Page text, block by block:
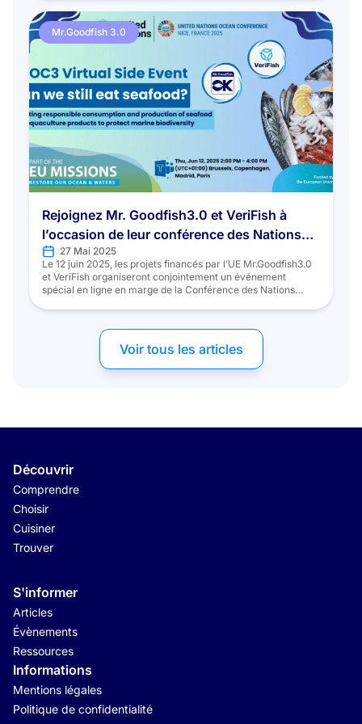
novembre 2018, sur France 3, un Thalassa spécial […]
Mr.Goodfish 3.0
Rejoignez Mr. Goodfish3.0 et VeriFish à
l’occasion de leur conférence des Nations
unies sur les océans (UNOC3)
27 Mai 2025
Le 12 juin 2025, les projets financés par l’UE Mr.Goodfish3.0
et VeriFish organiseront conjointement un événement
spécial en ligne en marge de la Conférence des Nations
of Seafood, Freshwater and Aquaculture Products to Protect
Marine Biodiversity.», cette discussion virtuelle […]
Voir tous les articles
Découvrir
Comprendre
Choisir
Cuisiner
Trouver
S'informer
Articles
Évènements
Ressources
Informations
Mentions légales
Politique de confidentialité